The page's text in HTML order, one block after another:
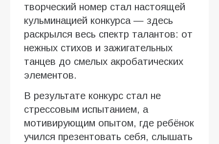
творческий номер стал настоящей
кульминацией конкурса — здесь
раскрылся весь спектр талантов: от
нежных стихов и зажигательных
танцев до смелых акробатических
элементов.
В результате конкурс стал не
стрессовым испытанием, а
мотивирующим опытом, где ребёнок
учился презентовать себя, слышать